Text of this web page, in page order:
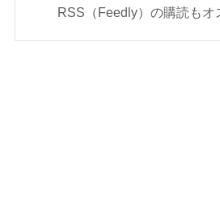
RSS（Feedly）の購読もオ